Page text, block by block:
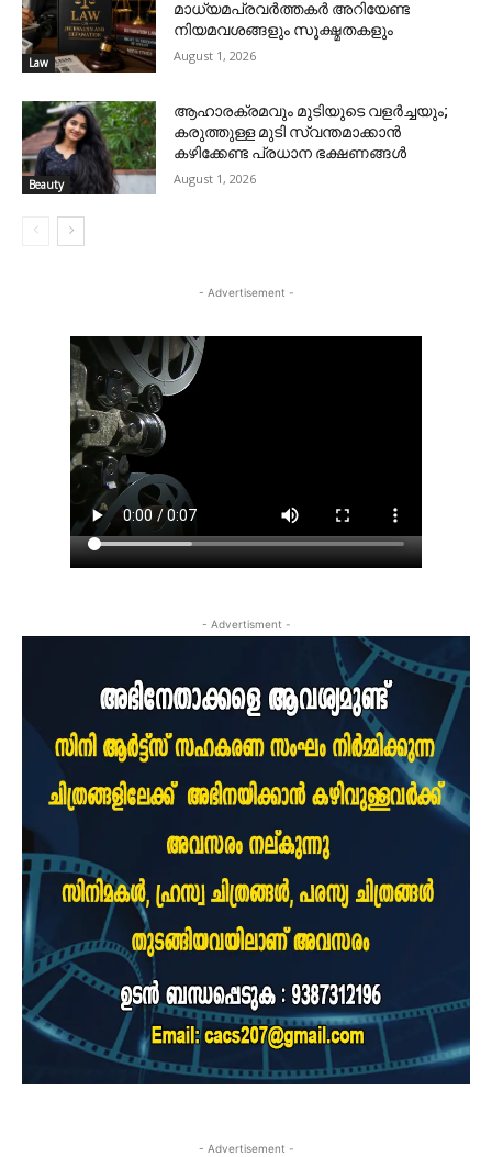
Law
മാധ്യമപ്രവർത്തകർ അറിയേണ്ട
നിയമവശങ്ങളും സൂക്ഷ്മതകളും
August 1, 2026
Beauty
ആഹാരക്രമവും മുടിയുടെ വളർച്ചയും;
കരുത്തുള്ള മുടി സ്വന്തമാക്കാൻ
കഴിക്കേണ്ട പ്രധാന ഭക്ഷണങ്ങൾ
August 1, 2026
- Advertisement -
- Advertisment -
- Advertisement -